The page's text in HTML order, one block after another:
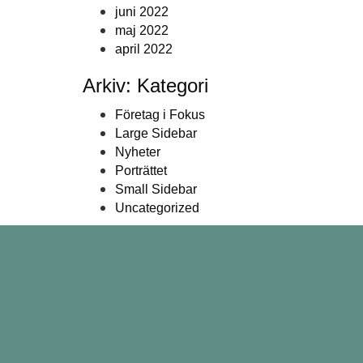
juni 2022
maj 2022
april 2022
Arkiv: Kategori
Företag i Fokus
Large Sidebar
Nyheter
Porträttet
Small Sidebar
Uncategorized